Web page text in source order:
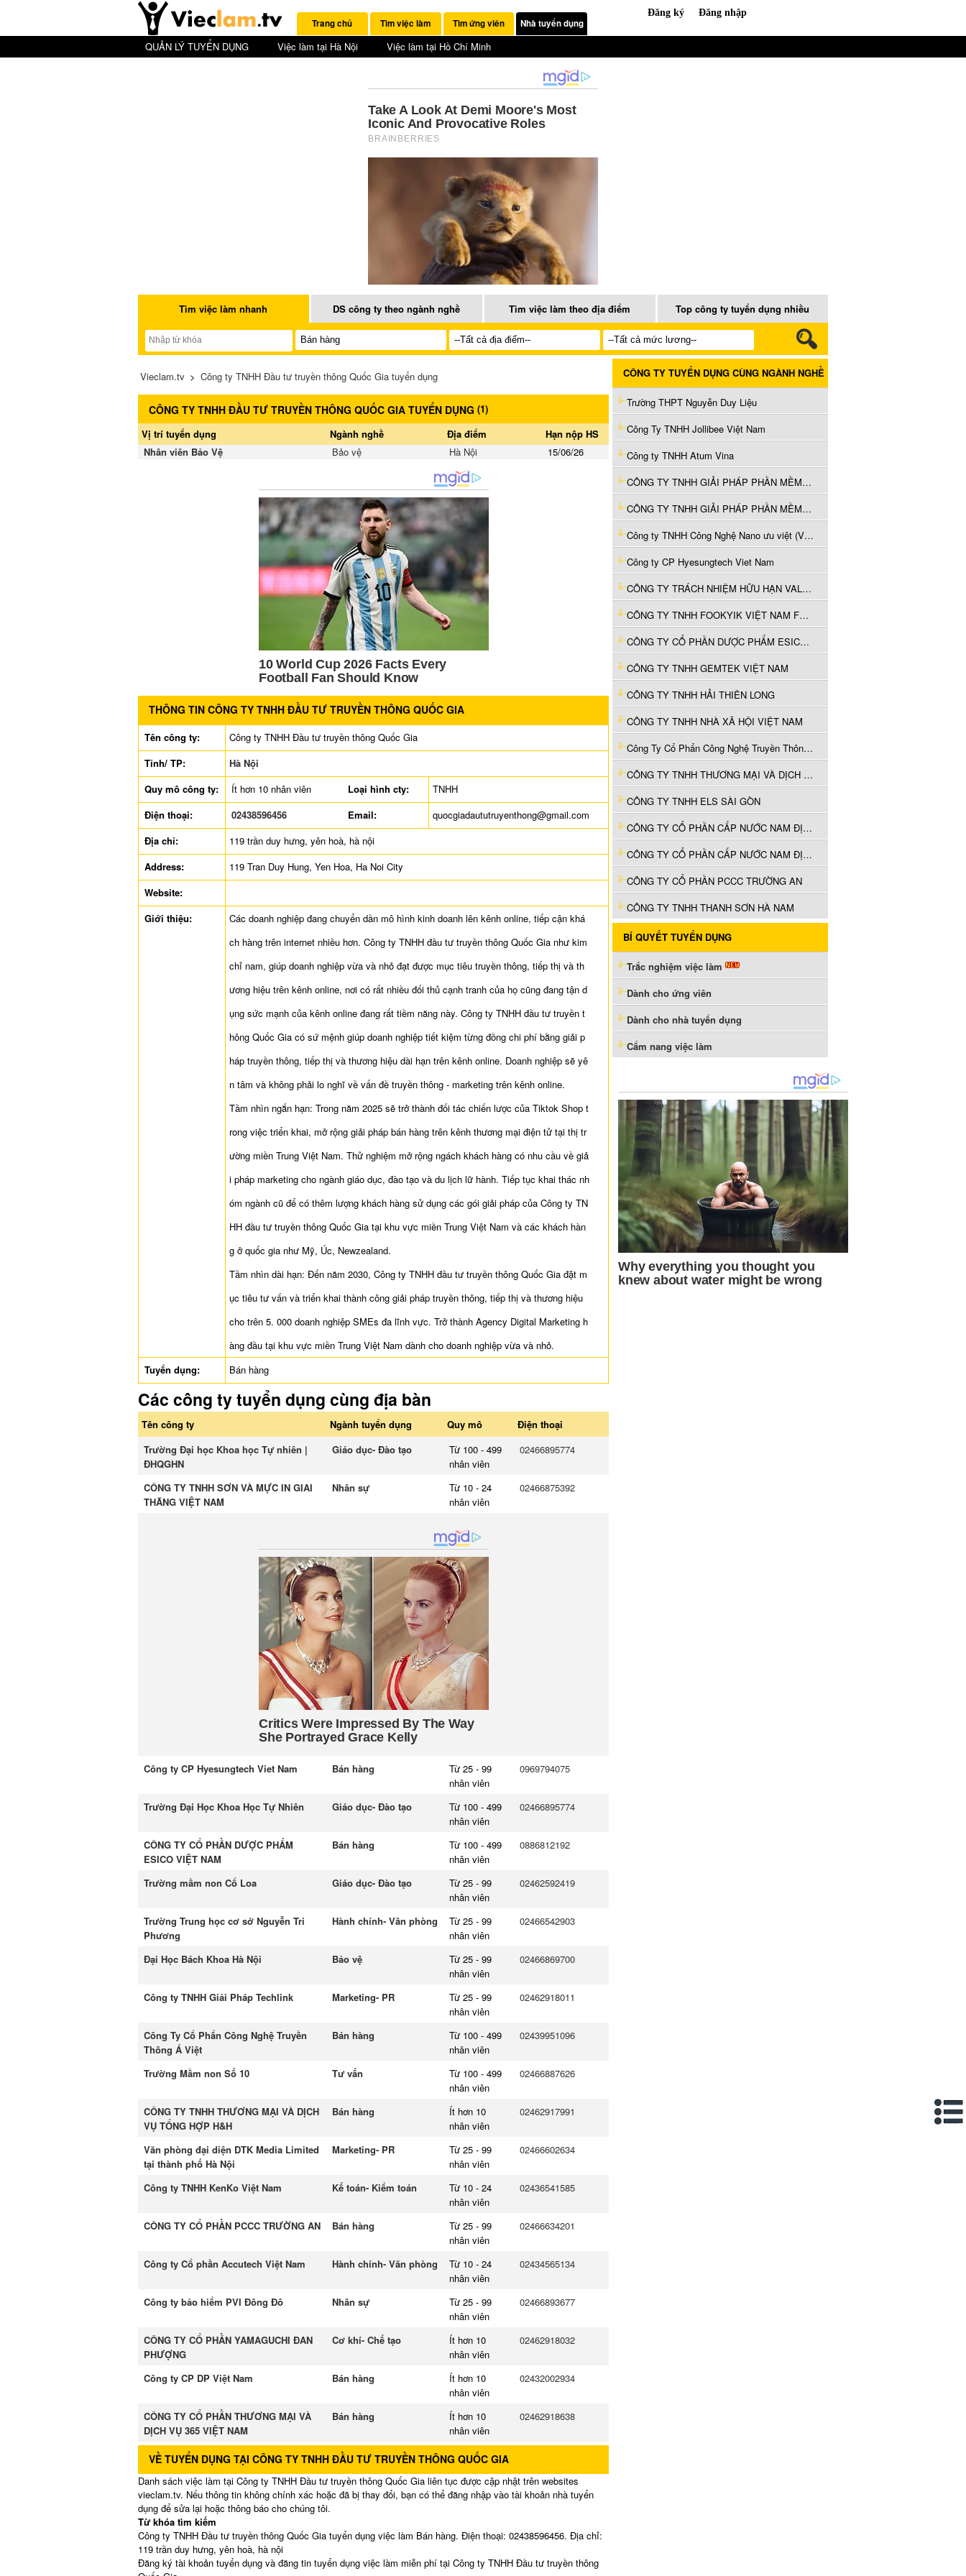
Trang chủ Tìm việc làm Tìm ứng viên Nhà tuyển dụng
QUẢN LÝ TUYỂN DỤNG Việc làm tại Hà Nội Việc làm tại Hồ Chí Minh
Tìm việc làm nhanh DS công ty theo ngành nghề Tìm việc làm theo địa điểm Top công ty tuyển dụng nhiều
Vieclam.tv > Công ty TNHH Đầu tư truyền thông Quốc Gia tuyển dụng
CÔNG TY TNHH ĐẦU TƯ TRUYỀN THÔNG QUỐC GIA TUYỂN DỤNG (1)
Vị trí tuyển dụng
Ngành nghề Địa điểm
Hạn nộp HS
Nhân viên Bảo Vệ
Bảo vệ Hà Nội 15/06/26
THÔNG TIN CÔNG TY TNHH ĐẦU TƯ TRUYỀN THÔNG QUỐC GIA
Tên công ty:
Công ty TNHH Đầu tư truyền thông Quốc Gia
Tỉnh/ TP:
Hà Nội
Quy mô công ty:
Ít hơn 10 nhân viên Loại hình cty:
TNHH
Điện thoại:
02438596456 Email:
quocgiadaututruyenthong@gmail.com
Địa chỉ:
119 trần duy hưng, yên hoà, hà nội
Address:
119 Tran Duy Hung, Yen Hoa, Ha Noi City
Website:
Giới thiệu:
Các doanh nghiệp đang chuyển dần mô hình kinh doanh lên kênh online, tiếp cận khá
ch hàng trên internet nhiều hơn. Công ty TNHH đầu tư truyền thông Quốc Gia như kim
chỉ nam, giúp doanh nghiệp vừa và nhỏ đạt được mục tiêu truyền thông, tiếp thị và th
ương hiệu trên kênh online, nơi có rất nhiều đối thủ cạnh tranh của họ cũng đang tận d
ụng sức mạnh của kênh online đang rất tiềm năng này. Công ty TNHH đầu tư truyền t
hông Quốc Gia có sứ mệnh giúp doanh nghiệp tiết kiệm từng đồng chi phí bằng giải p
háp truyền thông, tiếp thị và thương hiệu dài hạn trên kênh online. Doanh nghiệp sẽ yê
n tâm và không phải lo nghĩ về vấn đề truyền thông - marketing trên kênh online.
Tầm nhìn ngắn hạn: Trong năm 2025 sẽ trở thành đối tác chiến lược của Tiktok Shop t
rong việc triển khai, mở rộng giải pháp bán hàng trên kênh thương mại điện tử tại thị tr
ường miền Trung Việt Nam. Thử nghiệm mở rộng ngách khách hàng có nhu cầu về giả
i pháp marketing cho ngành giáo dục, đào tạo và du lịch lữ hành. Tiếp tục khai thác nh
óm ngành cũ để có thêm lượng khách hàng sử dụng các gói giải pháp của Công ty TN
HH đầu tư truyền thông Quốc Gia tại khu vực miền Trung Việt Nam và các khách hàn
g ở quốc gia như Mỹ, Úc, Newzealand.
Tầm nhìn dài hạn: Đến năm 2030, Công ty TNHH đầu tư truyền thông Quốc Gia đặt m
ục tiêu tư vấn và triển khai thành công giải pháp truyền thông, tiếp thị và thương hiệu
cho trên 5. 000 doanh nghiệp SMEs đa lĩnh vực. Trở thành Agency Digital Marketing h
àng đầu tại khu vực miền Trung Việt Nam dành cho doanh nghiệp vừa và nhỏ.
Tuyển dụng:
Bán hàng
Các công ty tuyển dụng cùng địa bàn
Tên công ty Ngành tuyển dụng Quy mô
Điện thoại
Trường Đại học Khoa học Tự nhiên |
ĐHQGHN
Giáo dục- Đào tạo
Từ 100 - 499
nhân viên
02466895774
CÔNG TY TNHH SƠN VÀ MỰC IN GIAI
THĂNG VIỆT NAM
Nhân sự
Từ 10 - 24
nhân viên
02466875392
Công ty CP Hyesungtech Viet Nam Bán hàng
Từ 25 - 99
nhân viên
0969794075
Trường Đại Học Khoa Học Tự Nhiên Giáo dục- Đào tạo
Từ 100 - 499
nhân viên
02466895774
CÔNG TY CỔ PHẦN DƯỢC PHẨM
ESICO VIỆT NAM
Bán hàng
Từ 100 - 499
nhân viên
0886812192
Trường mầm non Cổ Loa Giáo dục- Đào tạo
Từ 25 - 99
nhân viên
02462592419
Trường Trung học cơ sở Nguyễn Tri
Phương
Hành chính- Văn phòng
Từ 25 - 99
nhân viên
02466542903
Đại Học Bách Khoa Hà Nội Bảo vệ
Từ 25 - 99
nhân viên
02466869700
Công ty TNHH Giải Pháp Techlink Marketing- PR
Từ 25 - 99
nhân viên
02462918011
Công Ty Cổ Phẩn Công Nghệ Truyền
Thông Á Việt
Bán hàng
Từ 100 - 499
nhân viên
02439951096
Trường Mầm non Số 10 Tư vấn
Từ 100 - 499
nhân viên
02466887626
CÔNG TY TNHH THƯƠNG MẠI VÀ DỊCH
VỤ TỔNG HỢP H&H
Bán hàng
Ít hơn 10
nhân viên
02462917991
Văn phòng đại diện DTK Media Limited
tại thành phố Hà Nội
Marketing- PR
Từ 25 - 99
nhân viên
02466602634
Công ty TNHH KenKo Việt Nam Kế toán- Kiểm toán
Từ 10 - 24
nhân viên
02436541585
CÔNG TY CỔ PHẦN PCCC TRƯỜNG AN Bán hàng
Từ 25 - 99
nhân viên
02466634201
Công ty Cổ phần Accutech Việt Nam Hành chính- Văn phòng
Từ 10 - 24
nhân viên
02434565134
Công ty bảo hiểm PVI Đông Đô Nhân sự
Từ 25 - 99
nhân viên
02466893677
CÔNG TY CỔ PHẦN YAMAGUCHI ĐAN
PHƯỢNG
Cơ khí- Chế tạo
Ít hơn 10
nhân viên
02462918032
Công ty CP DP Việt Nam Bán hàng
Ít hơn 10
nhân viên
02432002934
CÔNG TY CỔ PHẦN THƯƠNG MẠI VÀ
DỊCH VỤ 365 VIỆT NAM
Bán hàng
Ít hơn 10
nhân viên
02462918638
VỀ TUYỂN DỤNG TẠI CÔNG TY TNHH ĐẦU TƯ TRUYỀN THÔNG QUỐC GIA
Danh sách việc làm tại Công ty TNHH Đầu tư truyền thông Quốc Gia liên tục được cập nhật trên websites
vieclam.tv. Nếu thông tin không chính xác hoặc đã bị thay đổi, bạn có thể đăng nhập vào tài khoản nhà tuyển
dụng để sửa lại hoặc thông báo cho chúng tôi.
Từ khóa tìm kiếm
Công ty TNHH Đầu tư truyền thông Quốc Gia tuyển dụng việc làm Bán hàng. Điện thoại: 02438596456. Địa chỉ:
119 trần duy hưng, yên hoà, hà nội
Đăng ký tài khoản tuyển dụng và đăng tin tuyển dụng việc làm miễn phí tại Công ty TNHH Đầu tư truyền thông
CÔNG TY TUYỂN DỤNG CÙNG NGÀNH NGHỀ
Trường THPT Nguyễn Duy Liệu
Công Ty TNHH Jollibee Việt Nam
Công ty TNHH Atum Vina
CÔNG TY TNHH GIẢI PHÁP PHẦN MỀM CÔNG TÁC VÀ THANH TOÁN
CÔNG TY TNHH GIẢI PHÁP PHẦN MỀM CÔNG TÁC VÀ THANH TOÁN
Công ty TNHH Công Nghệ Nano ưu việt (Việt Nam)
Công ty CP Hyesungtech Viet Nam
CÔNG TY TRÁCH NHIỆM HỮU HẠN VALSPAR (VIỆT NAM)
CÔNG TY TNHH FOOKYIK VIỆT NAM FURNITURE
CÔNG TY CỔ PHẦN DƯỢC PHẨM ESICO VIỆT NAM
CÔNG TY TNHH GEMTEK VIỆT NAM
CÔNG TY TNHH HẢI THIÊN LONG
CÔNG TY TNHH NHÀ XÃ HỘI VIỆT NAM
Công Ty Cổ Phẩn Công Nghệ Truyền Thông Á Việt
CÔNG TY TNHH THƯƠNG MẠI VÀ DỊCH VỤ TỔNG HỢP H&H
CÔNG TY TNHH ELS SÀI GÒN
CÔNG TY CỔ PHẦN CẤP NƯỚC NAM ĐỊNH
CÔNG TY CỔ PHẦN CẤP NƯỚC NAM ĐỊNH
CÔNG TY CỔ PHẦN PCCC TRƯỜNG AN
CÔNG TY TNHH THANH SƠN HÀ NAM
BÍ QUYẾT TUYỂN DỤNG
Trắc nghiệm việc làm
Dành cho ứng viên
Dành cho nhà tuyển dụng
Cẩm nang việc làm